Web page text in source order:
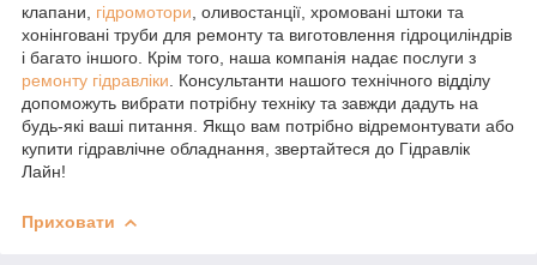
клапани, гідромотори , оливостанції, хромовані штоки та
хонінговані труби для ремонту та виготовлення гідроциліндрів
і багато іншого. Крім того, наша компанія надає послуги з
ремонту гідравліки . Консультанти нашого технічного відділу
допоможуть вибрати потрібну техніку та завжди дадуть на
будь-які ваші питання. Якщо вам потрібно відремонтувати або
купити гідравлічне обладнання, звертайтеся до Гідравлік
Лайн!
Приховати